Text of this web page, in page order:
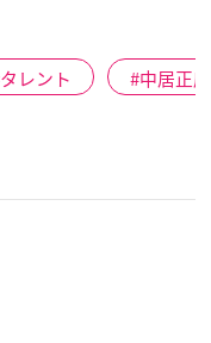
タレント 中居正広